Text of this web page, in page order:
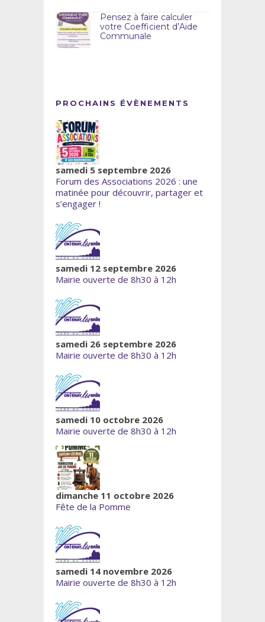
Pensez à faire calculer
votre Coefficient d’Aide
Communale
PROCHAINS ÉVÈNEMENTS
samedi 5 septembre 2026
Forum des Associations 2026 : une
matinée pour découvrir, partager et
s’engager !
samedi 12 septembre 2026
Mairie ouverte de 8h30 à 12h
samedi 26 septembre 2026
Mairie ouverte de 8h30 à 12h
samedi 10 octobre 2026
Mairie ouverte de 8h30 à 12h
dimanche 11 octobre 2026
Fête de la Pomme
samedi 14 novembre 2026
Mairie ouverte de 8h30 à 12h